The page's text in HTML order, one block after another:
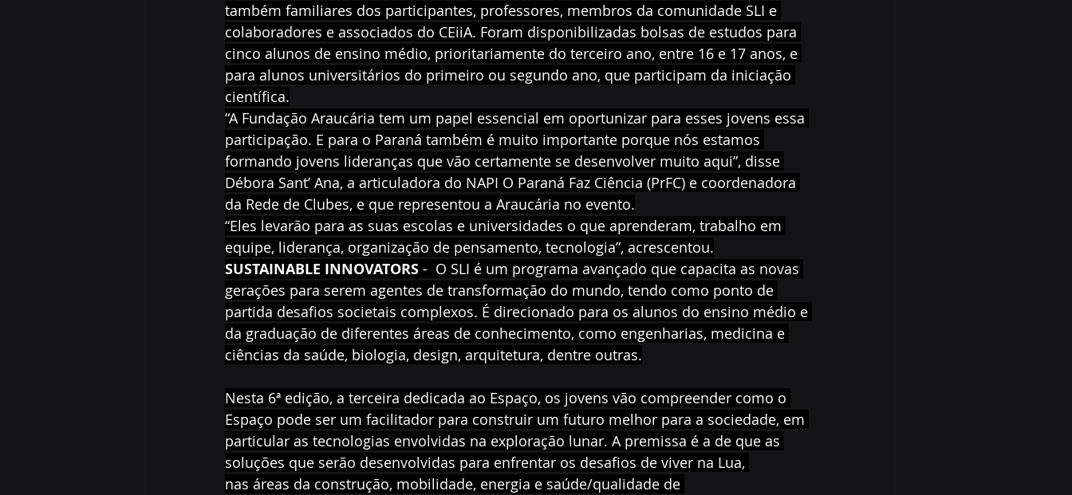
também familiares dos participantes, professores, membros da comunidade SLI e
colaboradores e associados do CEiiA. Foram disponibilizadas bolsas de estudos para
cinco alunos de ensino médio, prioritariamente do terceiro ano, entre 16 e 17 anos, e
para alunos universitários do primeiro ou segundo ano, que participam da iniciação
científica.
“A Fundação Araucária tem um papel essencial em oportunizar para esses jovens essa
participação. E para o Paraná também é muito importante porque nós estamos
formando jovens lideranças que vão certamente se desenvolver muito aqui”, disse
Débora Sant’ Ana, a articuladora do NAPI O Paraná Faz Ciência (PrFC) e coordenadora
da Rede de Clubes, e que representou a Araucária no evento.
“Eles levarão para as suas escolas e universidades o que aprenderam, trabalho em
equipe, liderança, organização de pensamento, tecnologia”, acrescentou.
SUSTAINABLE INNOVATORS -  O SLI é um programa avançado que capacita as novas
gerações para serem agentes de transformação do mundo, tendo como ponto de
partida desafios societais complexos. É direcionado para os alunos do ensino médio e
da graduação de diferentes áreas de conhecimento, como engenharias, medicina e
ciências da saúde, biologia, design, arquitetura, dentre outras.
Nesta 6ª edição, a terceira dedicada ao Espaço, os jovens vão compreender como o
Espaço pode ser um facilitador para construir um futuro melhor para a sociedade, em
particular as tecnologias envolvidas na exploração lunar. A premissa é a de que as
soluções que serão desenvolvidas para enfrentar os desafios de viver na Lua,
nas áreas da construção, mobilidade, energia e saúde/qualidade de